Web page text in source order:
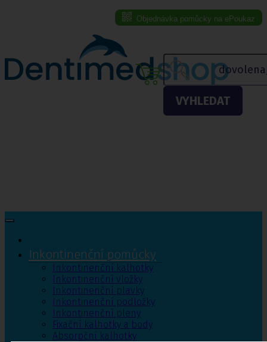
Objednávka pomůcky na ePoukaz
VYHLEDAT
Inkontinenční pomůcky
Inkontinenční kalhotky
Inkontinenční vložky
Inkontinenční plavky
Inkontinenční podložky
Inkontinenční pleny
Fixační kalhotky a body
Absorpční kalhotky